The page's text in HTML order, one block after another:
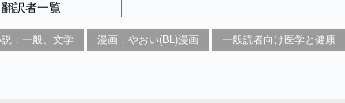
翻訳者一覧
：一般、文学 漫画：やおい(BL)漫画 一般読者向け医学と健康